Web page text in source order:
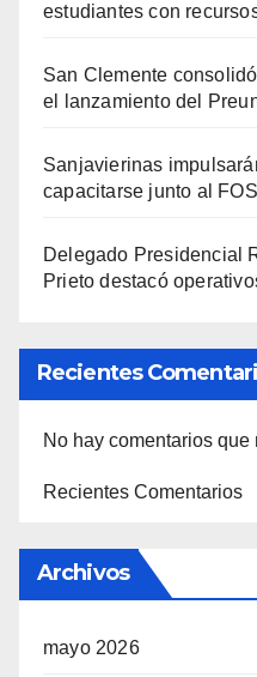
estudiantes con
San Clemente
el lanzamiento del
Sanjavierinas
capacitarse junto al
Delegado Presidencial
Prieto destacó
Recientes
No hay comentarios que
Recientes Comentarios
Archivos
mayo 2026